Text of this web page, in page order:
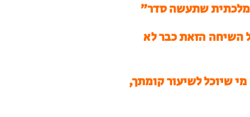
שתעשה סדר"
השיחה הזאת כבר לא
שיוכל לשיעור קומתך,